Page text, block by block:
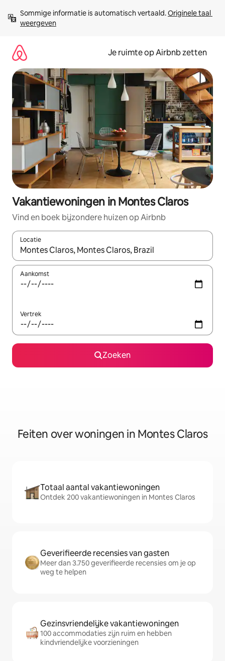
direct
naar
Sommige informatie is automatisch vertaald. Originele taal
weergeven
Je ruimte op Airbnb zetten
Vakantiewoningen in Montes Claros
Vind en boek bijzondere huizen op Airbnb
Locatie
Wanneer er suggesties beschikbaar zijn, maak je een keuze
Aankomst
Vertrek
Zoeken
Feiten over woningen in Montes Claros
Totaal aantal vakantiewoningen
Ontdek 200 vakantiewoningen in Montes Claros
Geverifieerde recensies van gasten
Meer dan 3.750 geverifieerde recensies om je op
weg te helpen
Gezinsvriendelijke vakantiewoningen
100 accommodaties zijn ruim en hebben
kindvriendelijke voorzieningen